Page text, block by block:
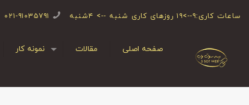
ساعات کاری:۹-->۱۹ روزهای کاری شنبه --> ۴شنبه ۰۲۱-۹۱۰۳۵۷۹۱
صفحه اصلی مقالات نمونه کار